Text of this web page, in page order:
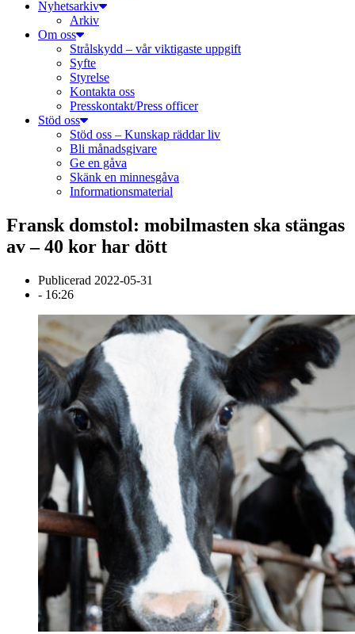
Nyhetsarkiv
Arkiv
Om oss
Strålskydd – vår viktigaste uppgift
Syfte
Styrelse
Kontakta oss
Presskontakt/Press officer
Stöd oss
Stöd oss – Kunskap räddar liv
Bli månadsgivare
Ge en gåva
Skänk en minnesgåva
Informationsmaterial
Fransk domstol: mobilmasten ska stängas
av – 40 kor har dött
Publicerad 2022-05-31
- 16:26